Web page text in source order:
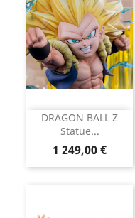
DRAGON BALL Z
Statue...
Prix
1 249,00 €